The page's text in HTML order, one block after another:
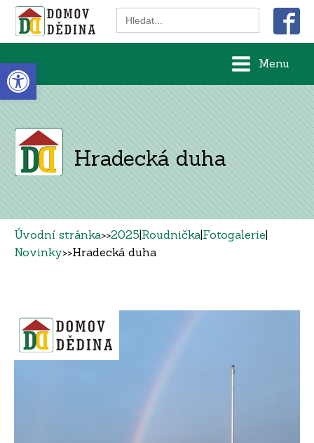
Open toolbar
Search
for:
Menu
Hradecká duha
Úvodní stránka>>2025|Roudnička|Fotogalerie|
Novinky>>Hradecká duha